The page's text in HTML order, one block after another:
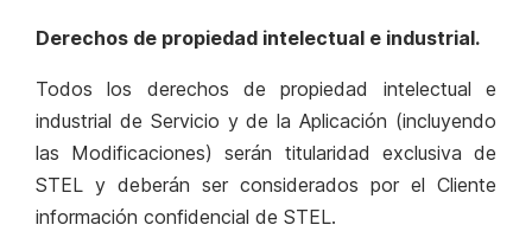
Derechos de propiedad intelectual e industrial.
Todos los derechos de propiedad intelectual e
industrial de Servicio y de la Aplicación (incluyendo
las Modificaciones) serán titularidad exclusiva de
STEL y deberán ser considerados por el Cliente
información confidencial de STEL.